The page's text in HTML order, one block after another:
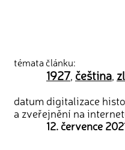
témata článku:
1927, čeština,
datum digitalizace
a zveřejnění na
12. července